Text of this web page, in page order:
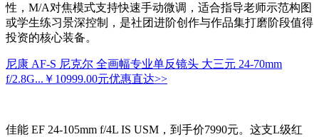
性，M/A对焦模式支持快速手动微调，适合指导老师示范构图
或学生练习景深控制，是社团进阶创作与作品集打磨阶段值得
投资的核心装备。
尼康 AF-S 尼克尔 全画幅专业单反镜头 大三元 24-70mm
f/2.8G... ￥10999.00元优惠直达>>
佳能 EF 24-105mm f/4L IS USM，到手价7990元。这支L级红